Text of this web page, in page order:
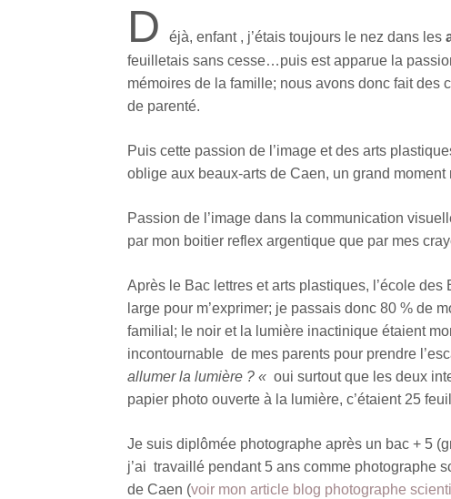
D éjà, enfant , j’étais toujours le nez dans les
feuilletais sans cesse…puis est apparue la
mémoires de la famille; nous avons donc fait des
de parenté.
Puis cette passion de l’image et des arts
oblige aux beaux-arts de Caen, un grand moment
Passion de l’image dans la communication
par mon boitier reflex argentique que par mes
Après le Bac lettres et arts plastiques, l’école
large pour m’exprimer; je passais donc 80 % de
familial; le noir et la lumière inactinique étaient
incontournable de mes parents pour prendre
allumer la lumière ? « oui surtout que les deux
papier photo ouverte à la lumière, c’étaient 25
Je suis diplômée photographe après un bac + 5
j’ai travaillé pendant 5 ans comme photographe
de Caen (voir mon article blog photographe